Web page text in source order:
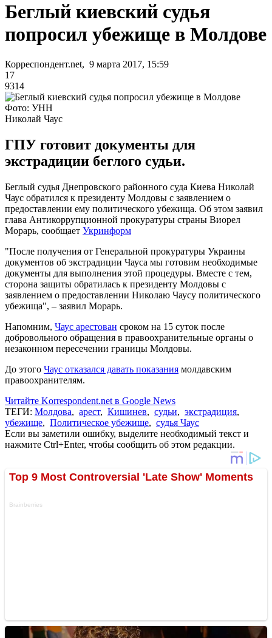
Беглый киевский судья
попросил убежище в Молдове
Корреспондент.net, 9 марта 2017, 15:59
17
9314
Фото: УНН
Николай Чаус
ГПУ готовит документы для
экстрадиции беглого судьи.
Беглый судья Днепровского районного суда Киева Николай
Чаус обратился к президенту Молдовы с заявлением о
предоставлении ему политического убежища. Об этом заявил
глава Антикоррупционной прокуратуры страны Виорел
Морарь, сообщает Укринформ
"После получения от Генеральной прокуратуры Украины
документов об экстрадиции Чауса мы готовим необходимые
документы для выполнения этой процедуры. Вместе с тем,
сторона защиты обратилась к президенту Молдовы с
заявлением о предоставлении Николаю Чаусу политического
убежища", – заявил Морарь.
Напомним, Чаус арестован сроком на 15 суток после
добровольного обращения в правоохранительные органы о
незаконном пересечении границы Молдовы.
До этого Чаус отказался давать показания молдавским
правоохранителям.
Читайте Korrespondent.net в Google News
ТЕГИ: Молдова, арест, Кишинев, судьи, экстрадиция,
убежище, Политическое убежище, судья Чаус
Если вы заметили ошибку, выделите необходимый текст и
нажмите Ctrl+Enter, чтобы сообщить об этом редакции.